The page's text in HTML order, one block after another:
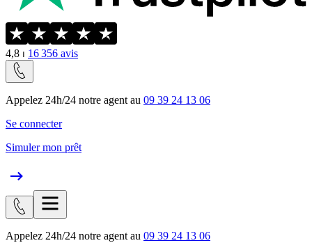
4,8 ⏐ 16 356 avis
Appelez 24h/24 notre agent au 09 39 24 13 06
Se connecter
Simuler mon prêt
Appelez 24h/24 notre agent au 09 39 24 13 06